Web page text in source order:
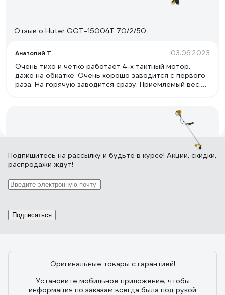
Отзыв о Huter GGT-15004Т 70/2/50
Анатолий Т. 03.06.2023
Очень тихо и чётко работает 4-х тактный мотор,
даже на обкатке. Очень хорошо заводится с первого
раза. На горячую заводится сразу. Приемлемый вес.
бензина. Неплохая развесовка. Заведённый двигатель
пострадал. Даже обороты холостого хода не упали.
Масло в цилиндр не попало. Нет вибрации на штанге.
Мощный и надежный триммер, очень качественное
исполнение, о нюансах эксплуатации расскажу в
Подпишитесь на рассылку и будьте в курсе! Акции, скидки,
распродажи ждут!
Подписаться
Оригинальные товары с гарантией!
Установите мобильное приложение, чтобы
информация по заказам всегда была под рукой